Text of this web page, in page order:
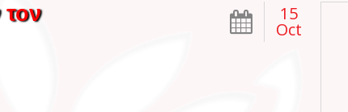
15
Oct